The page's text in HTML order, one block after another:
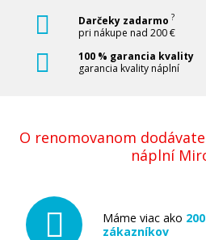
Darčeky zadarmo ?
pri nákupe nad 200 €
100 % garancia kvality
garancia kvality náplní
O renomovanom
náplní
Máme viac ako
zákazníkov